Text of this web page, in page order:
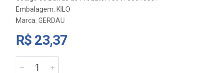
Embalagem: KILO
Marca: GERDAU
R$ 23,37